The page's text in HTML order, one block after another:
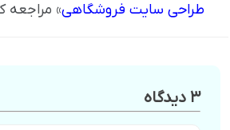
طراحی سایت فروشگاهی» مراجعه
3 دیدگاه